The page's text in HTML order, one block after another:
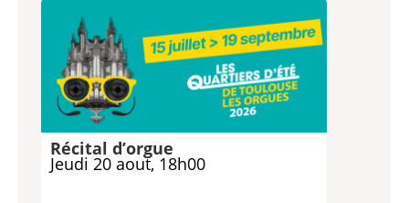
Récital d’orgue
Jeudi 20 aout, 18h00